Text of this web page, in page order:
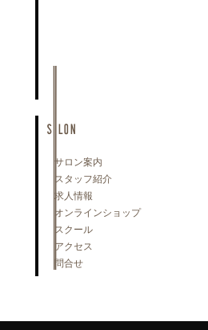
SALON
サロン案内
スタッフ紹介
求人情報
オンラインショップ
スクール
アクセス
問合せ